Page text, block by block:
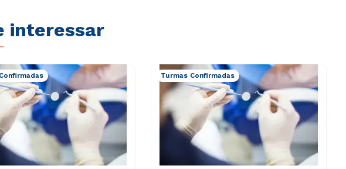
interessar
Turmas Confirmadas